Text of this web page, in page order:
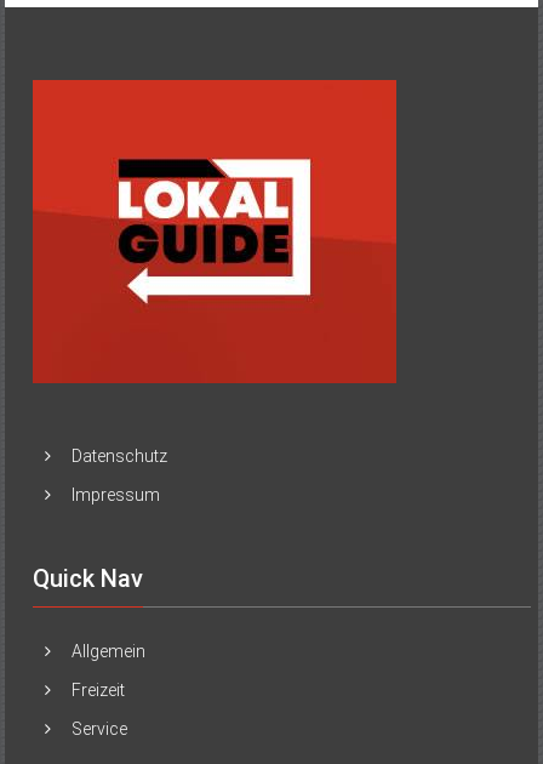
Datenschutz
Impressum
Quick Nav
Allgemein
Freizeit
Service